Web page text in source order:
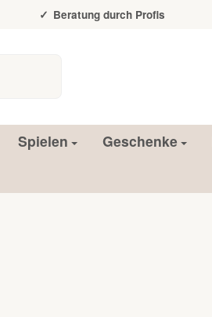
Beratung durch Profis
Spielen Geschenke